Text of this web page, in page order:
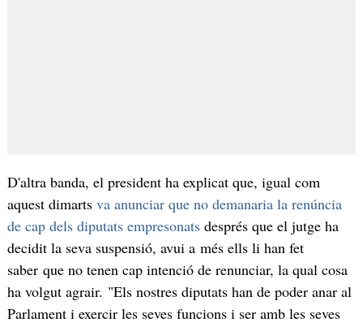
D'altra banda, el president ha explicat que, igual com
aquest dimarts va anunciar que no demanaria la renúncia
de cap dels diputats empresonatsdesprés que el jutge ha
decidit la seva suspensió, avui a més ells li han fet
saber que no tenen cap intenció de renunciar, la qual cosa
ha volgut agrair. "Els nostres diputats han de poder anar al
Parlament i exercir les seves funcions i ser amb les seves